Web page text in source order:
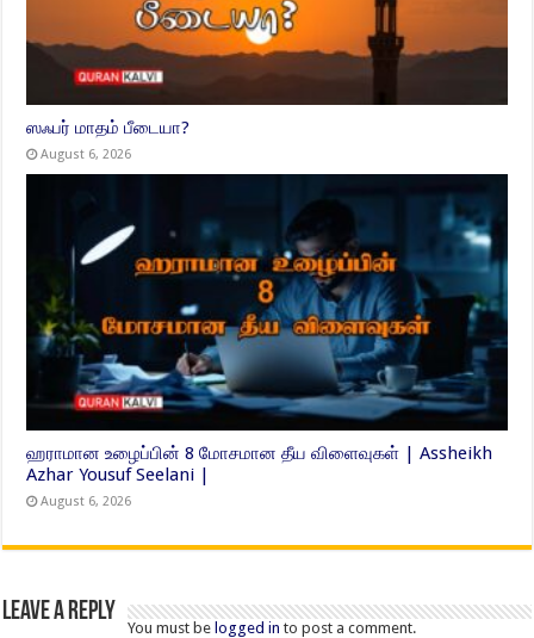
ஸஃபர் மாதம் பீடையா?
August 6, 2026
ஹராமான உழைப்பின் 8 மோசமான தீய விளைவுகள் | Assheikh
Azhar Yousuf Seelani |
August 6, 2026
Leave a Reply
You must belogged in to post a comment.